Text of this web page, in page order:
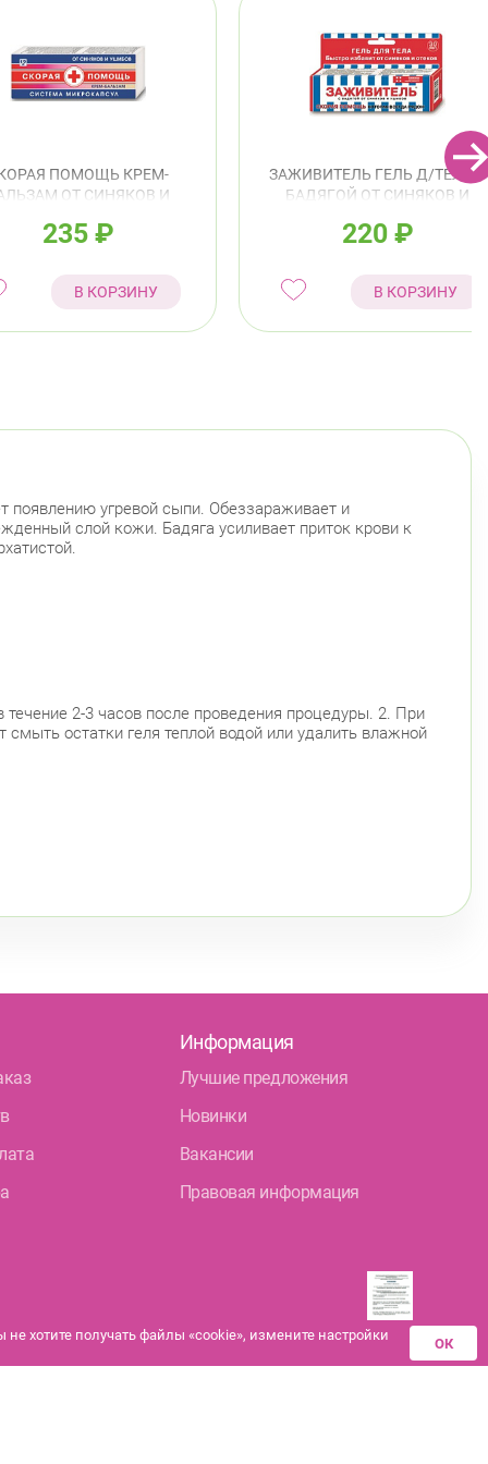
ПОМОЩЬ КРЕМ-
ОТ СИНЯКОВ И
235 ₽
В КОРЗИНУ
ЗАЖИВИТЕЛЬ ГЕЛЬ Д/ТЕЛА С
БАДЯГОЙ ОТ СИНЯКОВ И
220 ₽
В КОРЗИНУ
появлению угревой сыпи. Обеззараживает и
слой кожи. Бадяга усиливает приток крови к
2-3 часов после проведения процедуры. 2. При
остатки геля теплой водой или удалить влажной
Информация
Лучшие предложения
Новинки
Вакансии
Правовая информация
Разрешения аптек-
партнеров на
хотите получать файлы «cookie», измените настройки ОК